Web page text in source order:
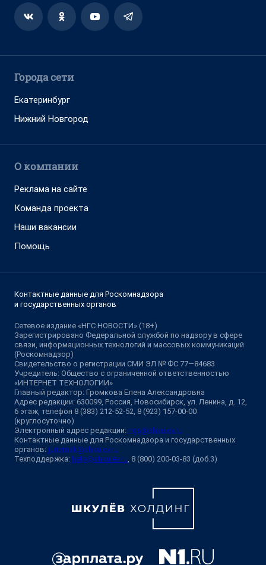
Города сети
Екатеринбург
Нижний Новгород
О компании
Реклама на сайте
Команда проекта
Наши вакансии
Помощь
Контактные данные для Роскомнадзора
и государственных органов
Сетевое издание «НГС.НОВОСТИ» (18+)
Зарегистрировано Федеральной службой по надзору в сфере
связи, информационных технологий и массовых коммуникаций
(Роскомнадзор)
Свидетельство о регистрации СМИ ЭЛ № ФС 77—84683
Учредитель: Общество с ограниченной ответственностью
«ИНТЕРНЕТ ТЕХНОЛОГИИ»
Главный редактор: Громкова Елена Александровна
Адрес редакции: 630099, Россия, Новосибирск, ул. Ленина, д. 12,
6 этаж, телефон 8 (383) 212-52-52, 8 (923) 157-00-00
(круглосуточно)
Электронный адрес редакции: ngs@shkulev.ru
Контактные данные для Роскомнадзора и государственных
органов: juristnsk@shkulev.ru
Техподдержка: help@shkulev.ru, 8 (800) 200-03-83 (доб.3)